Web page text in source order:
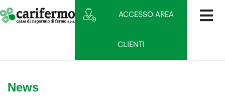
ACCESSO AREA
CLIENTI
News